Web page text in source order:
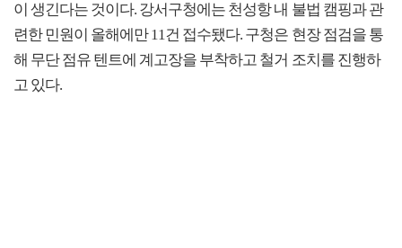
이 생긴다는 것이다. 강서구청에는 천성항 내 불법 캠핑과 관
련한 민원이 올해에만 11건 접수됐다. 구청은 현장 점검을 통
해 무단 점유 텐트에 계고장을 부착하고 철거 조치를 진행하
고 있다.